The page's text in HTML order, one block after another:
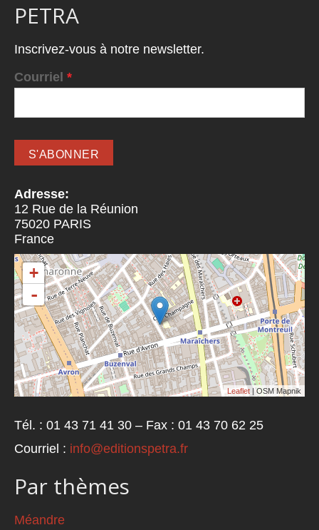
PETRA
Inscrivez-vous à notre newsletter.
Courriel *
Adresse:
12 Rue de la Réunion
75020 PARIS
France
+
-
Leaflet | OSM Mapnik
Tél. : 01 43 71 41 30 – Fax : 01 43 70 62 25
Courriel : info@editionspetra.fr
Par thèmes
Méandre